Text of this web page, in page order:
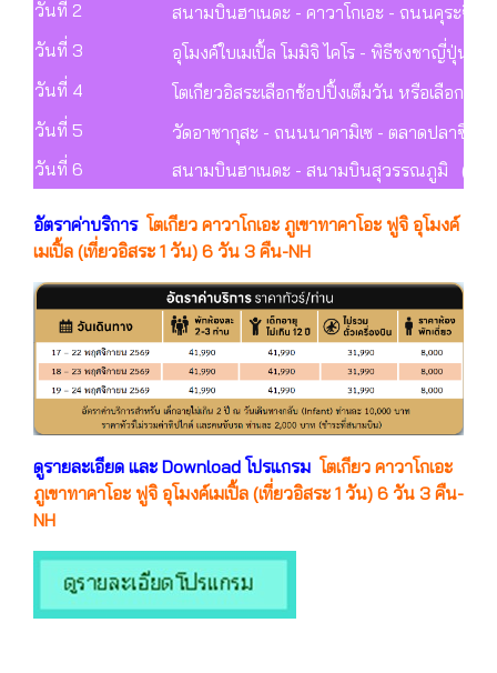
วันที่ 2
สนามบินฮาเนดะ - คาวาโกเอะ - ถนนคุระซึคุ
วันที่ 3
อุโมงค์ใบเมเปิ้ล โมมิจิ ไคโร - พิธีชงชาญี่ปุ่น
วันที่ 4
โตเกียวอิสระเลือกช้อปปิ้งเต็มวัน หรือเลือก
วันที่ 5
วัดอาซากุสะ - ถนนนาคามิเซ - ตลาดปลาซึกิ
วันที่ 6
สนามบินฮาเนดะ - สนามบินสุวรรณภูมิ
อัตราค่าบริการ โตเกียว คาวาโกเอะ ภูเขาทาคาโอะ ฟูจิ อุโมงค์
เมเปิ้ล (เที่ยวอิสระ 1 วัน) 6 วัน 3 คืน-NH
ดูรายละเอียด และ Download โปรแกรม โตเกียว คาวาโกเอะ
ภูเขาทาคาโอะ ฟูจิ อุโมงค์เมเปิ้ล (เที่ยวอิสระ 1 วัน) 6 วัน 3 คืน-
NH